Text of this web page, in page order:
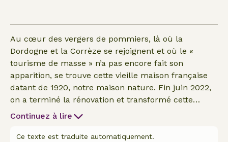
Au cœur des vergers de pommiers, là où la
Dordogne et la Corrèze se rejoignent et où le «
tourisme de masse » n’a pas encore fait son
apparition, se trouve cette vieille maison française
datant de 1920, notre maison nature. Fin juin 2022,
on a terminé la rénovation et transformé cette
maison en une maison de vacances pleine de
véranda équipée d’un jacuzzi ! Située aux « Quatre
Continuez à lire
Ce texte est traduite automatiquement.